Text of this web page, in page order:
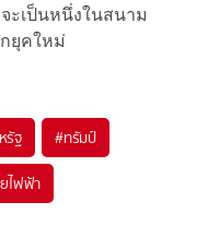
ะเป็นหนึ่งในสนาม
ยุคใหม่
รัฐ #ทรัมป์
ไฟฟ้า